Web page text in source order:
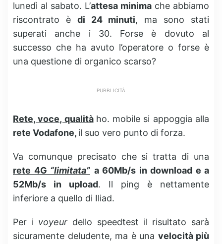
lunedì al sabato. L’attesa minima che abbiamo
riscontrato è di 24 minuti, ma sono stati
superati anche i 30. Forse è dovuto al
successo che ha avuto l’operatore o forse è
una questione di organico scarso?
PUBBLICITÀ
Rete, voce, qualità ho. mobile si appoggia alla
rete Vodafone, il suo vero punto di forza.
Va comunque precisato che si tratta di una
rete 4G “limitata” a 60Mb/s in download e a
52Mb/s in upload. Il ping è nettamente
inferiore a quello di Iliad.
Per i voyeur dello speedtest il risultato sarà
sicuramente deludente, ma è una velocità più